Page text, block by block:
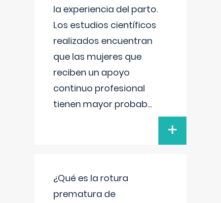
la experiencia del parto.
Los estudios científicos
realizados encuentran
que las mujeres que
reciben un apoyo
continuo profesional
tienen mayor probab...
+
¿Qué es la rotura
prematura de